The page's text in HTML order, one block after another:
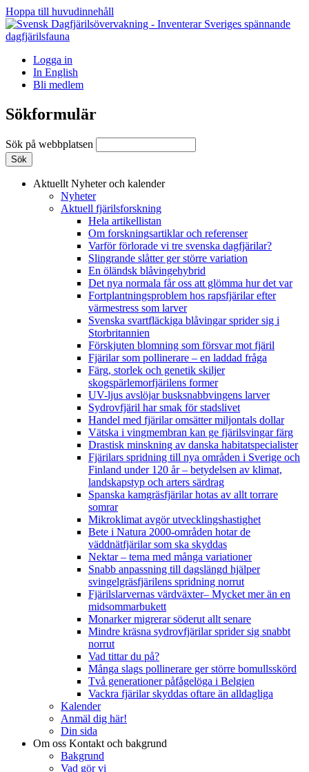
Hoppa till huvudinnehåll
Logga in
In English
Bli medlem
Sökformulär
Sök på webbplatsen
Aktuellt Nyheter och kalender
Nyheter
Aktuell fjärilsforskning
Hela artikellistan
Om forskningsartiklar och referenser
Varför förlorade vi tre svenska dagfjärilar?
Slingrande slåtter ger större variation
En öländsk blåvingehybrid
Det nya normala får oss att glömma hur det var
Fortplantningsproblem hos rapsfjärilar efter
värmestress som larver
Svenska svartfläckiga blåvingar sprider sig i
Storbritannien
Förskjuten blomning som försvar mot fjäril
Fjärilar som pollinerare – en laddad fråga
Färg, storlek och genetik skiljer
skogspärlemorfjärilens former
UV-ljus avslöjar busksnabbvingens larver
Sydrovfjäril har smak för stadslivet
Handel med fjärilar omsätter miljontals dollar
Vätska i vingmembran kan ge fjärilsvingar färg
Drastisk minskning av danska habitatspecialister
Fjärilars spridning till nya områden i Sverige och
Finland under 120 år– betydelsen av klimat,
landskapstyp och arters särdrag
Spanska kamgräsfjärilar hotas av allt torrare
somrar
Mikroklimat avgör utvecklingshastighet
Bete i Natura 2000-områden hotar de
väddnätfjärilar som ska skyddas
Nektar – tema med många variationer
Snabb anpassning till dagslängd hjälper
svingelgräsfjärilens spridning norrut
Fjärilslarvernas värdväxter– Mycket mer än en
midsommarbukett
Monarker migrerar söderut allt senare
Mindre kräsna sydrovfjärilar sprider sig snabbt
norrut
Vad tittar du på?
Många slags pollinerare ger större bomullsskörd
Två generationer påfågelöga i Belgien
Vackra fjärilar skyddas oftare än alldagliga
Kalender
Anmäl dig här!
Din sida
Om oss Kontakt och bakgrund
Bakgrund
Vad gör vi